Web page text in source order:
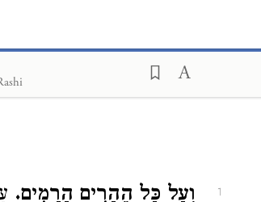
1 וְעַל כָּל הֶהָרִים הָרָמִים.